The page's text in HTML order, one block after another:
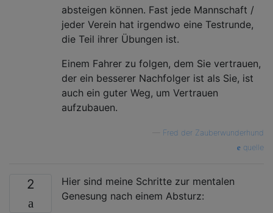
absteigen können. Fast jede Mannschaft /
jeder Verein hat irgendwo eine Testrunde,
die Teil ihrer Übungen ist.
Einem Fahrer zu folgen, dem Sie vertrauen,
der ein besserer Nachfolger ist als Sie, ist
auch ein guter Weg, um Vertrauen
aufzubauen.
Fred der Zauberwunderhund
quelle
2
Hier sind meine Schritte zur mentalen
Genesung nach einem Absturz: